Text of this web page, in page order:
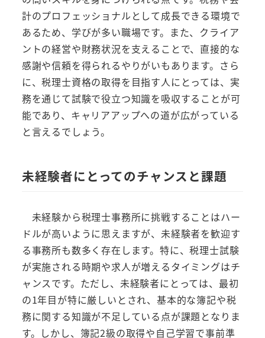
計のプロフェッショナルとして成長できる環境で
あるため、学びが多い職場です。また、クライア
ントの経営や財務状況を支えることで、直接的な
感謝や信頼を得られるやりがいもあります。さら
に、税理士資格の取得を目指す人にとっては、実
務を通じて試験で役立つ知識を吸収することが可
能であり、キャリアアップへの道が広がっている
と言えるでしょう。
未経験者にとってのチャンスと課題
未経験から税理士事務所に挑戦することはハー
ドルが高いように思えますが、未経験者を歓迎す
る事務所も数多く存在します。特に、税理士試験
が実施される時期や求人が増えるタイミングはチ
ャンスです。ただし、未経験者にとっては、最初
の1年目が特に厳しいとされ、基本的な簿記や税
務に関する知識が不足している点が課題となりま
す。しかし、簿記2級の取得や自己学習で事前準